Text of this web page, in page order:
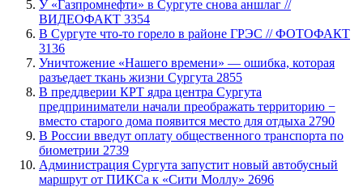
У «Газпромнефти» в Сургуте снова аншлаг //
ВИДЕОФАКТ 3354
​В Сургуте что-то горело в районе ГРЭС // ФОТОФАКТ
3136
​Уничтожение «Нашего времени» — ошибка, которая
разъедает ткань жизни Сургута 2855
​В преддверии КРТ ядра центра Сургута
предприниматели начали преображать территорию −
вместо старого дома появится место для отдыха 2790
В России введут оплату общественного транспорта по
биометрии 2739
​Администрация Сургута запустит новый автобусный
маршрут от ПИКСа к «Сити Моллу» 2696